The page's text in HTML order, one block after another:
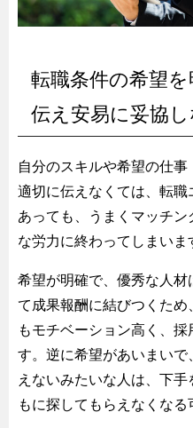
転職条件の希望
伝え安易に妥協
自分のスキルや希望の仕
適切に伝えなくては、転
あっても、うまくマッチ
な労力に終わってしまいま
希望が明確で、優秀な人
て成果報酬に結びつくた
もモチベーション高く、
す。逆に希望があいまい
えないみたいな人は、下
もに探してもらえなくなる